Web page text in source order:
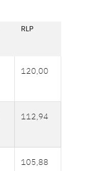
RLP
120,00
112,94
105,88